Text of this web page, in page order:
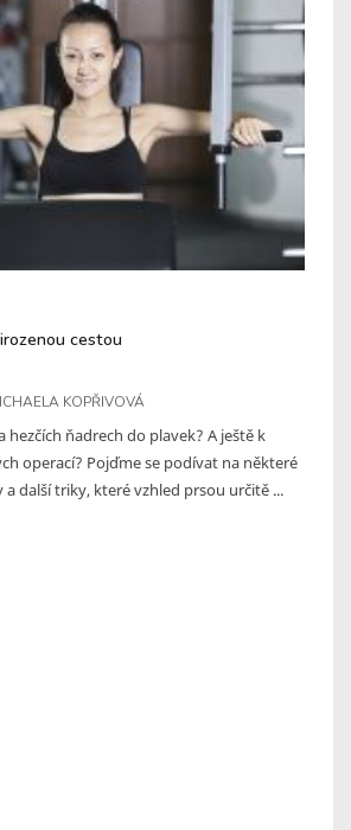
cestou
KOPŘIVOVÁ
hezčích ňadrech do plavek? A ještě k
operací? Pojďme se podívat na některé
další triky, které vzhled prsou určitě ...